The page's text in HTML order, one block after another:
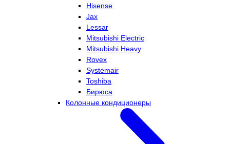
Hisense
Jax
Lessar
Mitsubishi Electric
Mitsubishi Heavy
Rovex
Systemair
Toshiba
Бирюса
Колонные кондиционеры